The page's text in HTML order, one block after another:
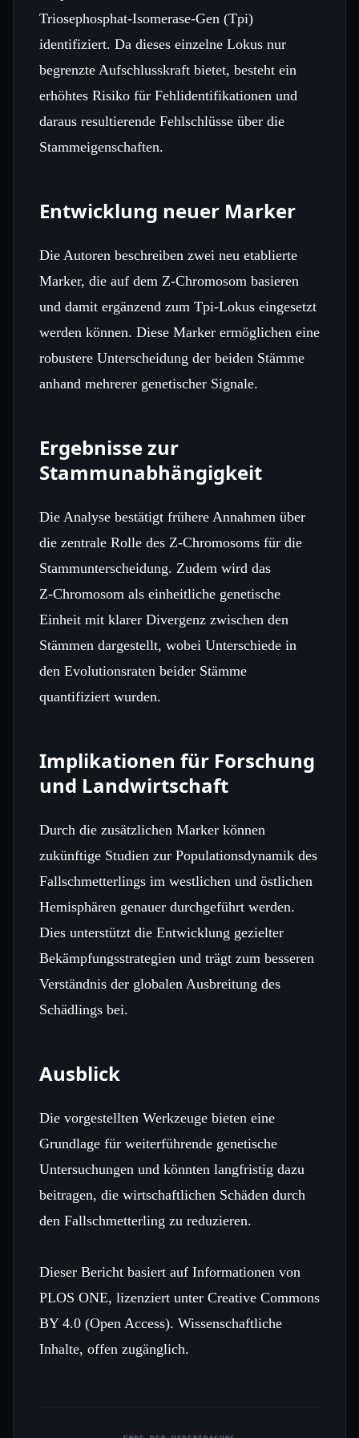
Triosephosphat‑Isomerase‑Gen (Tpi)
identifiziert. Da dieses einzelne Lokus nur
begrenzte Aufschlusskraft bietet, besteht ein
erhöhtes Risiko für Fehlidentifikationen und
daraus resultierende Fehlschlüsse über die
Stammeigenschaften.
Entwicklung neuer Marker
Die Autoren beschreiben zwei neu etablierte
Marker, die auf dem Z‑Chromosom basieren
und damit ergänzend zum Tpi‑Lokus eingesetzt
werden können. Diese Marker ermöglichen eine
robustere Unterscheidung der beiden Stämme
anhand mehrerer genetischer Signale.
Ergebnisse zur
Stammunabhängigkeit
Die Analyse bestätigt frühere Annahmen über
die zentrale Rolle des Z‑Chromosoms für die
Stammunterscheidung. Zudem wird das
Z‑Chromosom als einheitliche genetische
Einheit mit klarer Divergenz zwischen den
Stämmen dargestellt, wobei Unterschiede in
den Evolutionsraten beider Stämme
quantifiziert wurden.
Implikationen für Forschung
und Landwirtschaft
Durch die zusätzlichen Marker können
zukünftige Studien zur Populationsdynamik des
Fallschmetterlings im westlichen und östlichen
Hemisphären genauer durchgeführt werden.
Dies unterstützt die Entwicklung gezielter
Bekämpfungsstrategien und trägt zum besseren
Verständnis der globalen Ausbreitung des
Schädlings bei.
Ausblick
Die vorgestellten Werkzeuge bieten eine
Grundlage für weiterführende genetische
Untersuchungen und könnten langfristig dazu
beitragen, die wirtschaftlichen Schäden durch
den Fallschmetterling zu reduzieren.
Dieser Bericht basiert auf Informationen von
PLOS ONE, lizenziert unter Creative Commons
BY 4.0 (Open Access). Wissenschaftliche
Inhalte, offen zugänglich.